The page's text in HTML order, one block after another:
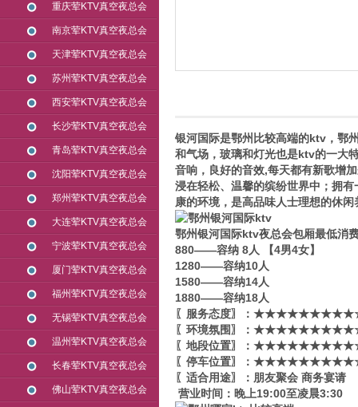
重庆荤KTV真空夜总会
南京荤KTV真空夜总会
天津荤KTV真空夜总会
苏州荤KTV真空夜总会
西安荤KTV真空夜总会
长沙荤KTV真空夜总会
青岛荤KTV真空夜总会
沈阳荤KTV真空夜总会
郑州荤KTV真空夜总会
大连荤KTV真空夜总会
宁波荤KTV真空夜总会
厦门荤KTV真空夜总会
福州荤KTV真空夜总会
无锡荤KTV真空夜总会
温州荤KTV真空夜总会
长春荤KTV真空夜总会
佛山荤KTV真空夜总会
银河国际是鄂州比较高端的ktv，鄂
和气场，玻璃和灯光也是ktv的一大
音响，良好的音效,每天都有新歌增
浸在轻松、温馨的缤纷世界中；拥
康的环境，是高品味人士理想的休
鄂州银河国际ktv夜总会包厢最低消
880——容纳 8人 【4男4女】
1280——容纳10人
1580——容纳14人
1880——容纳18人
〖服务态度〗：
〖环境氛围〗：
〖地段位置〗：
〖停车位置〗：
〖适合用途〗：朋友聚会 商务宴请
营业时间：晚上19:00至凌晨3:30